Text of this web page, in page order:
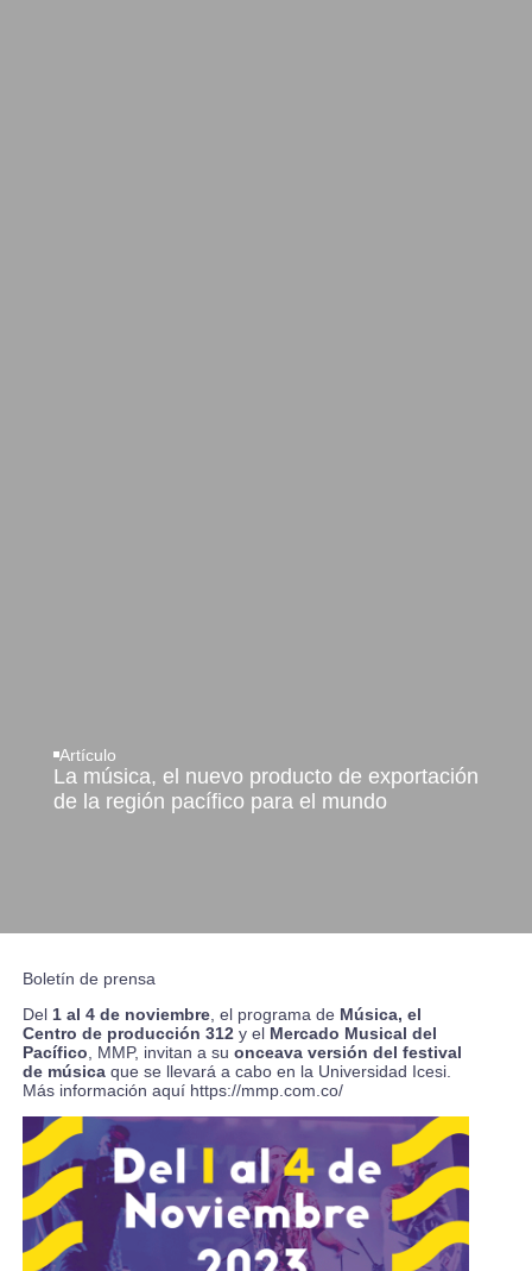
Artículo
La música, el nuevo producto de exportación
de la región pacífico para el mundo
Boletín de prensa
Del 1 al 4 de noviembre, el programa de Música, el
Centro de producción 312y el Mercado Musical del
Pacífico , MMP, invitan a su onceava versión del festival
de músicaque se llevará a cabo en la Universidad Icesi.
Más información aquí https://mmp.com.co/